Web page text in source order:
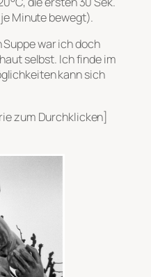
Minute bewegt).
war ich doch
selbst. Ich finde im
kann sich
zum Durchklicken]